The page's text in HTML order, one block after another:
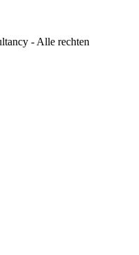
- Alle rechten